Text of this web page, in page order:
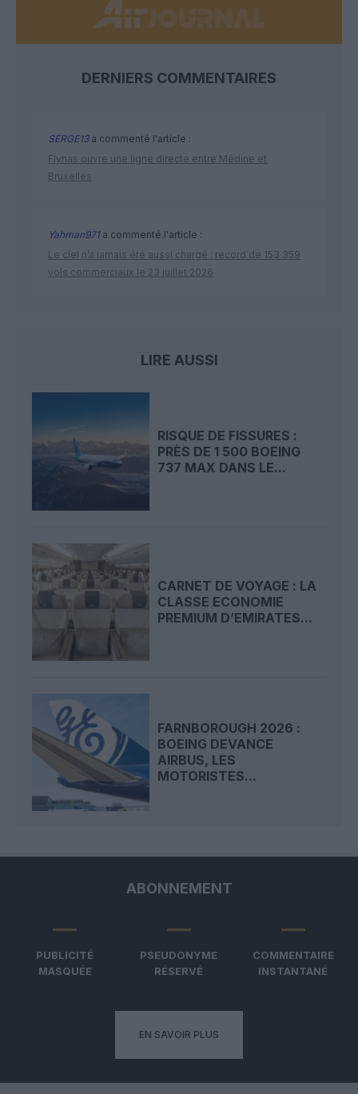
DERNIERS COMMENTAIRES
SERGE13a commenté l'article :
Flynas ouvre une ligne directe entre Médine et
Bruxelles
Yahman971a commenté l'article :
Le ciel n’a jamais été aussi chargé : record de 153 359
vols commerciaux le 23 juillet 2026
LIRE AUSSI
RISQUE DE FISSURES :
PRÈS DE 1 500 BOEING
737 MAX DANS LE...
CARNET DE VOYAGE : LA
CLASSE ECONOMIE
PREMIUM D’EMIRATES...
FARNBOROUGH 2026 :
BOEING DEVANCE
AIRBUS, LES
MOTORISTES...
ABONNEMENT
PUBLICITÉ
MASQUÉE
PSEUDONYME
RÉSERVÉ
COMMENTAIRE
INSTANTANÉ
EN SAVOIR PLUS